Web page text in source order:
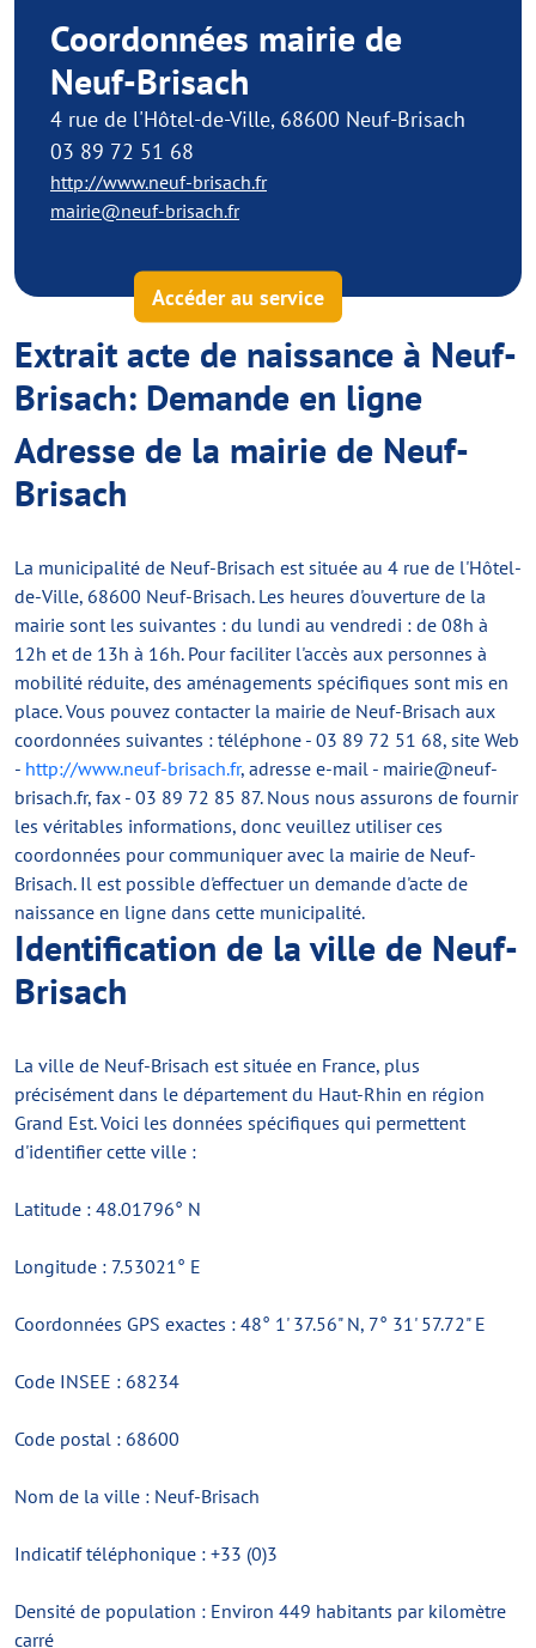
Coordonnées mairie de
Neuf-Brisach
4 rue de l'Hôtel-de-Ville, 68600 Neuf-Brisach
03 89 72 51 68
http://www.neuf-brisach.fr
mairie@neuf-brisach.fr
Accéder au service
Extrait acte de naissance à Neuf-
Brisach: Demande en ligne
Adresse de la mairie de Neuf-
Brisach
La municipalité de Neuf-Brisach est située au 4 rue de l'Hôtel-
de-Ville, 68600 Neuf-Brisach. Les heures d'ouverture de la
mairie sont les suivantes : du lundi au vendredi : de 08h à
12h et de 13h à 16h. Pour faciliter l'accès aux personnes à
mobilité réduite, des aménagements spécifiques sont mis en
place. Vous pouvez contacter la mairie de Neuf-Brisach aux
coordonnées suivantes : téléphone - 03 89 72 51 68, site Web
- http://www.neuf-brisach.fr, adresse e-mail - mairie@neuf-
brisach.fr, fax - 03 89 72 85 87. Nous nous assurons de fournir
les véritables informations, donc veuillez utiliser ces
coordonnées pour communiquer avec la mairie de Neuf-
Brisach. Il est possible d'effectuer un demande d'acte de
naissance en ligne dans cette municipalité.
Identification de la ville de Neuf-
Brisach
La ville de Neuf-Brisach est située en France, plus
précisément dans le département du Haut-Rhin en région
Grand Est. Voici les données spécifiques qui permettent
d'identifier cette ville :
Latitude : 48.01796° N
Longitude : 7.53021° E
Coordonnées GPS exactes : 48° 1' 37.56" N, 7° 31' 57.72" E
Code INSEE : 68234
Code postal : 68600
Nom de la ville : Neuf-Brisach
Indicatif téléphonique : +33 (0)3
Densité de population : Environ 449 habitants par kilomètre
carré